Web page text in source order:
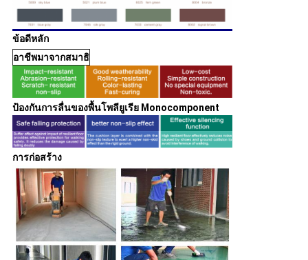
ข้อดีหลัก
อาชีพมาจากสมาธิ
ป้องกันการลื่นของพื้นโพลียูเรีย Monocomponent
การก่อสร้าง